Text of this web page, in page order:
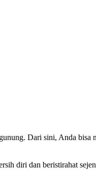
Dari sini, Anda
diri dan beristirahat